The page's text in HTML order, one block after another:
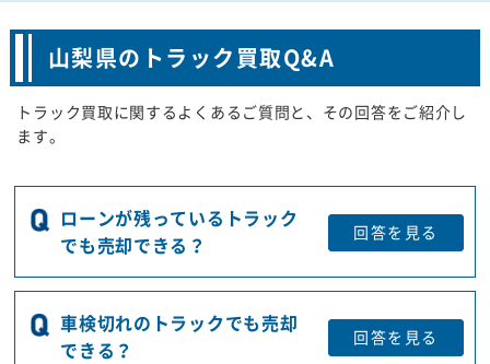
山梨県のトラック買取Q&A
トラック買取に関するよくあるご質問と、その回答をご紹介し
ます。
ローンが残っているトラック
でも売却できる？
回答を 見る
車検切れのトラックでも売却
できる？
回答を 見る